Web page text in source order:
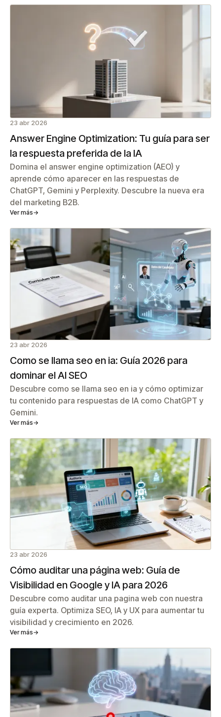
23 abr 2026
Answer Engine Optimization: Tu guía para ser
la respuesta preferida de la IA
Domina el answer engine optimization (AEO) y
aprende cómo aparecer en las respuestas de
ChatGPT, Gemini y Perplexity. Descubre la nueva era
del marketing B2B.
Ver más→
23 abr 2026
Como se llama seo en ia: Guía 2026 para
dominar el AI SEO
Descubre como se llama seo en ia y cómo optimizar
tu contenido para respuestas de IA como ChatGPT y
Gemini.
Ver más→
23 abr 2026
Cómo auditar una página web: Guía de
Visibilidad en Google y IA para 2026
Descubre como auditar una pagina web con nuestra
guía experta. Optimiza SEO, IA y UX para aumentar tu
visibilidad y crecimiento en 2026.
Ver más→